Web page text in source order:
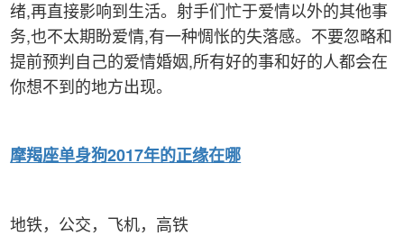
绪,再直接影响到生活。射手们忙于爱情以外的其他事
务,也不太期盼爱情,有一种惆怅的失落感。不要忽略和
提前预判自己的爱情婚姻,所有好的事和好的人都会在
你想不到的地方出现。
摩羯座单身狗2017年的正缘在哪
地铁，公交，飞机，高铁